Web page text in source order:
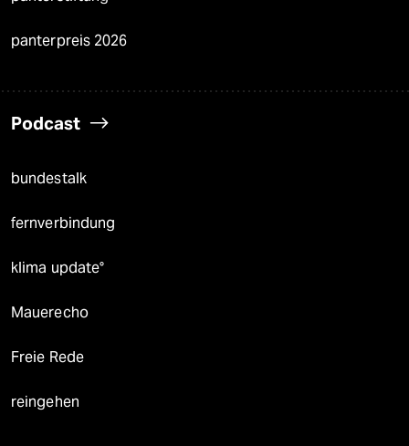
panterpreis 2026
Podcast
bundestalk
fernverbindung
klima update°
Mauerecho
Freie Rede
reingehen